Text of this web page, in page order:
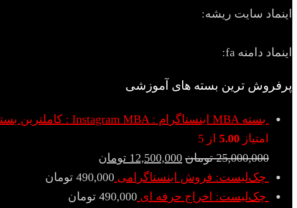
اینماد سایت ریشه:
اینماد دامنه fa:
پرفروش ترین بسته های آموزشی
بسته MBA اینستاگرام : Instagram MBA : کاملترین بسته اینستاگرام و محتوا
امتیاز 5.00 از 5
25,000,000 تومان 12,500,000 تومان
چک‌لیست: فروش اینستاگرامی 490,000 تومان
چک‌لیست: اخراج حرفه ای 490,000 تومان